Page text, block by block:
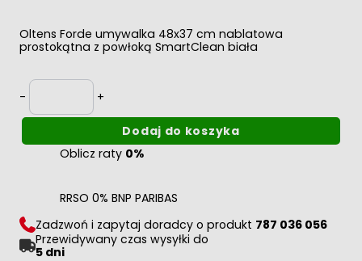
Oltens Forde umywalka 48x37 cm nablatowa
prostokątna z powłoką SmartClean biała
-
Ilość
+
Dodaj do koszyka
Oblicz raty 0%
RRSO 0% BNP PARIBAS
Zadzwoń i zapytaj doradcy o produkt 787 036 056
Przewidywany czas wysyłki do
5 dni